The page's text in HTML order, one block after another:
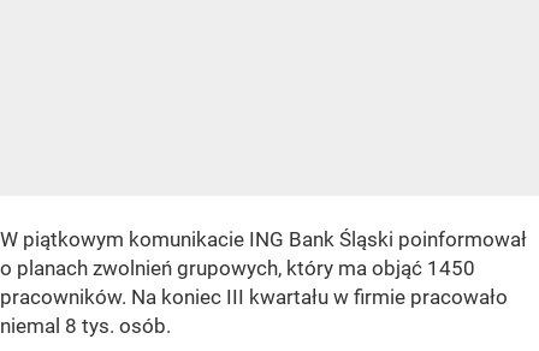
W piątkowym komunikacie ING Bank Śląski poinformował
o planach zwolnień grupowych, który ma objąć 1450
pracowników. Na koniec III kwartału w firmie pracowało
niemal 8 tys. osób.